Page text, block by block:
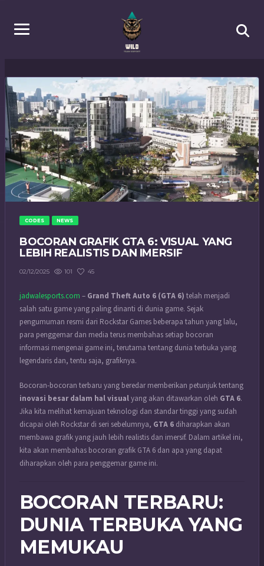
CODES NEWS
BOCORAN GRAFIK GTA 6: VISUAL YANG
LEBIH REALISTIS DAN IMERSIF
02/12/2025 101 45
jadwalesports.com – Grand Theft Auto 6 (GTA 6) telah menjadi
salah satu game yang paling dinanti di dunia game. Sejak
pengumuman resmi dari Rockstar Games beberapa tahun yang lalu,
para penggemar dan media terus membahas setiap bocoran
informasi mengenai game ini, terutama tentang dunia terbuka yang
legendaris dan, tentu saja, grafiknya.
Bocoran-bocoran terbaru yang beredar memberikan petunjuk tentang
inovasi besar dalam hal visualyang akan ditawarkan oleh GTA 6.
Jika kita melihat kemajuan teknologi dan standar tinggi yang sudah
dicapai oleh Rockstar di seri sebelumnya, GTA 6 diharapkan akan
membawa grafik yang jauh lebih realistis dan imersif. Dalam artikel ini,
kita akan membahas bocoran grafik GTA 6 dan apa yang dapat
diharapkan oleh para penggemar game ini.
BOCORAN TERBARU:
DUNIA TERBUKA YANG
MEMUKAU